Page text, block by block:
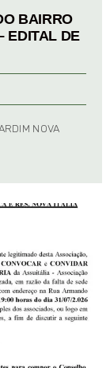
BAIRRO
EDITAL DE
NOVA